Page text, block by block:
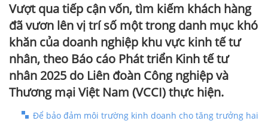
Vượt qua tiếp cận vốn, tìm kiếm khách hàng
đã vươn lên vị trí số một trong danh mục khó
khăn của doanh nghiệp khu vực kinh tế tư
nhân, theo Báo cáo Phát triển Kinh tế tư
nhân 2025 do Liên đoàn Công nghiệp và
Thương mại Việt Nam (VCCI) thực hiện.
Để bảo đảm môi trường kinh doanh cho tăng trưởng hai